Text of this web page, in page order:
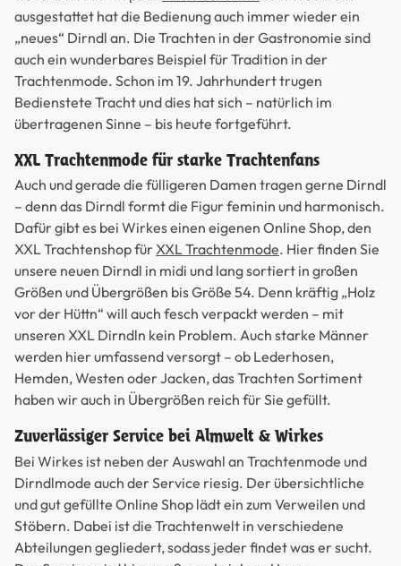
ausgestattet hat die Bedienung auch immer wieder ein
„neues“ Dirndl an. Die Trachten in der Gastronomie sind
auch ein wunderbares Beispiel für Tradition in der
Trachtenmode. Schon im 19. Jahrhundert trugen
Bedienstete Tracht und dies hat sich – natürlich im
übertragenen Sinne – bis heute fortgeführt.
XXL Trachtenmode für starke Trachtenfans
Auch und gerade die fülligeren Damen tragen gerne Dirndl
– denn das Dirndl formt die Figur feminin und harmonisch.
Dafür gibt es bei Wirkes einen eigenen Online Shop, den
XXL Trachtenshop fürXXL Trachtenmode. Hier finden Sie
unsere neuen Dirndl in midi und lang sortiert in großen
Größen und Übergrößen bis Größe 54. Denn kräftig „Holz
vor der Hüttn“ will auch fesch verpackt werden – mit
unseren XXL Dirndln kein Problem. Auch starke Männer
werden hier umfassend versorgt – ob Lederhosen,
Hemden, Westen oder Jacken, das Trachten Sortiment
haben wir auch in Übergrößen reich für Sie gefüllt.
Zuverlässiger Service bei Almwelt & Wirkes
Bei Wirkes ist neben der Auswahl an Trachtenmode und
Dirndlmode auch der Service riesig. Der übersichtliche
und gut gefüllte Online Shop lädt ein zum Verweilen und
Stöbern. Dabei ist die Trachtenwelt in verschiedene
Abteilungen gegliedert, sodass jeder findet was er sucht.